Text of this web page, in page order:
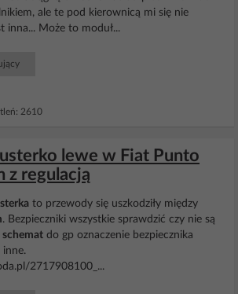
ale te pod kierownicą mi się nie
inna... Może to moduł...
2610
lewe w Fiat Punto
z regulacją
to przewody się uszkodziły między
. Bezpieczniki wszystkie sprawdzić czy nie są
schemat do gp oznaczenie bezpiecznika
inne.
2717908100_...